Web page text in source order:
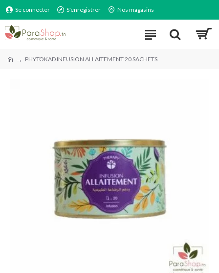
Se connecter S'enregistrer Nos magasins
PHYTOKAD INFUSION ALLAITEMENT 20 SACHETS